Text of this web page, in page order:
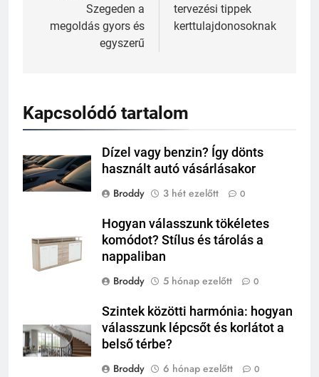
Szegeden a
megoldás gyors és
egyszerű
tervezési tippek
kerttulajdonosoknak
Kapcsolódó tartalom
Dízel vagy benzin? Így dönts
használt autó vásárlásakor
Broddy
3 hét ezelőtt 0
Hogyan válasszunk tökéletes
komódot? Stílus és tárolás a
nappaliban
Broddy
5 hónap ezelőtt 0
Szintek közötti harmónia: hogyan
válasszunk lépcsőt és korlátot a
belső térbe?
Broddy
6 hónap ezelőtt 0